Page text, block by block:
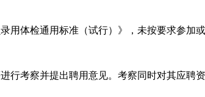
体检通用标准（试行）》，未按要求参加
考察并提出聘用意见。考察同时对其应聘